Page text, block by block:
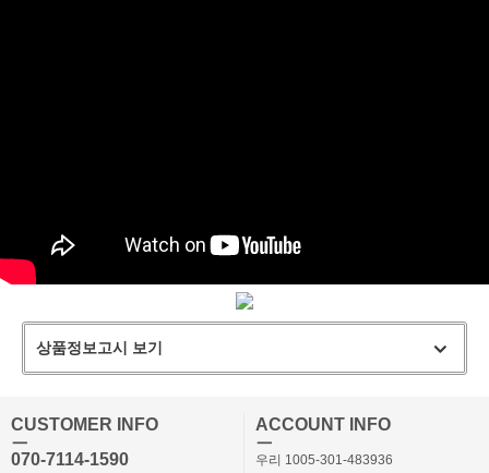
상품정보고시 보기
CUSTOMER INFO
ㅡ
070-7114-1590
ACCOUNT INFO
ㅡ
우리 1005-301-483936